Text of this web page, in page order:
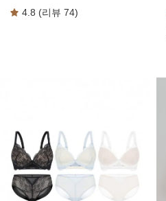
4.8 (리뷰 74)